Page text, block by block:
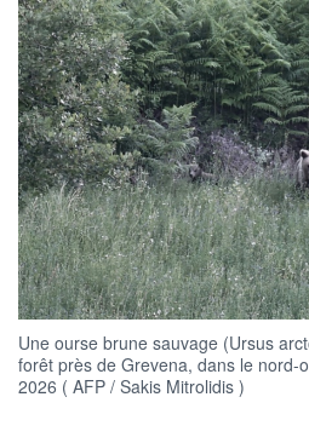
Une ourse brune sauvage (Ursus
forêt près de Grevena, dans le nord-
2026 ( AFP / Sakis Mitrolidis )